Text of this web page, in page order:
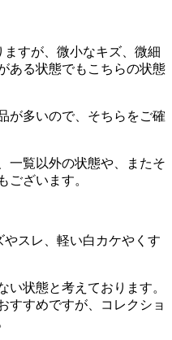
すが、微小なキズ、微細
ある状態でもこちらの状態
が多いので、そちらをご確
一覧以外の状態や、またそ
ございます。
スレ、軽い白カケやくす
状態と考えております。
すすめですが、コレクショ